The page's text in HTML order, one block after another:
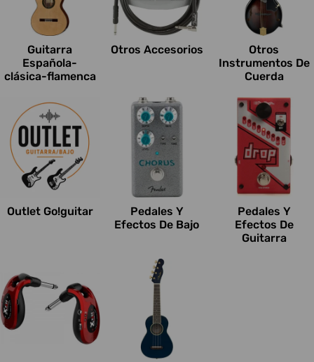
Guitarra
Española-
clásica-flamenca
Otros Accesorios
Otros
Instrumentos De
Cuerda
Outlet Go!guitar
Pedales Y
Efectos De Bajo
Pedales Y
Efectos De
Guitarra